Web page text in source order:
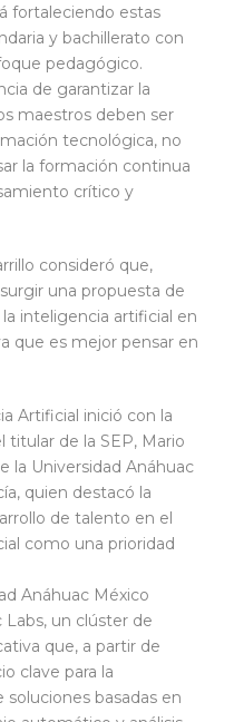
fortaleciendo estas
y bachillerato con
pedagógico.
de garantizar la
maestros deben ser
tecnológica, no
la formación continua
crítico y
consideró que,
una propuesta de
inteligencia artificial en
que es mejor pensar en
Artificial inició con la
titular de la SEP, Mario
la Universidad Anáhuac
quien destacó la
de talento en el
como una prioridad
Anáhuac México
un clúster de
que, a partir de
clave para la
basadas en